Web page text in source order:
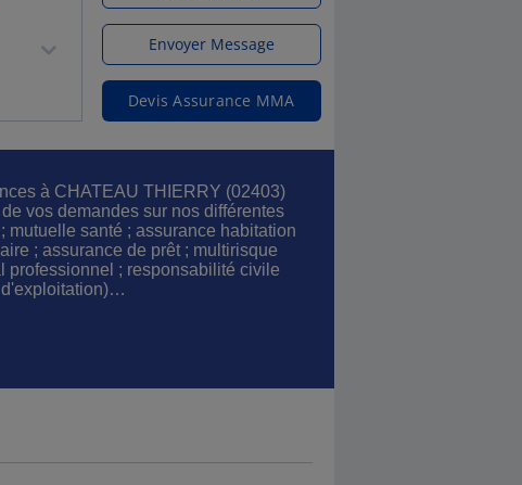
Envoyer Message
Devis Assurance MMA
à CHATEAU THIERRY (02403)
vos demandes sur nos différentes
mutuelle santé ; assurance habitation
; assurance de prêt ; multirisque
professionnel ; responsabilité civile
d'exploitation)…